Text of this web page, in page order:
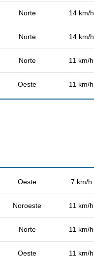
Norte 14 km/h
Norte 14 km/h
Norte 11 km/h
Oeste 11 km/h
Oeste 7 km/h
Noroeste 11 km/h
Norte 11 km/h
Oeste 11 km/h